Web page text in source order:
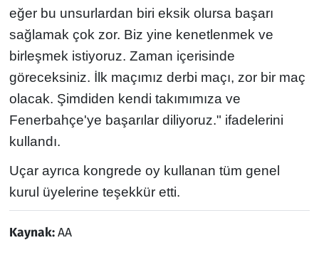
eğer bu unsurlardan biri eksik olursa başarı
sağlamak çok zor. Biz yine kenetlenmek ve
birleşmek istiyoruz. Zaman içerisinde
göreceksiniz. İlk maçımız derbi maçı, zor bir maç
olacak. Şimdiden kendi takımımıza ve
Fenerbahçe'ye başarılar diliyoruz." ifadelerini
kullandı.
Uçar ayrıca kongrede oy kullanan tüm genel
kurul üyelerine teşekkür etti.
Kaynak:AA